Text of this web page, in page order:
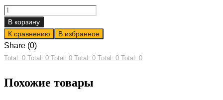
Роснефть
Magnum
Ultratec
5w40
масло
синт,
В корзину
К сравнению
В избранное
Share (0)
Total: 0 Total: 0 Total: 0 Total: 0 Total: 0 Total: 0
Похожие товары